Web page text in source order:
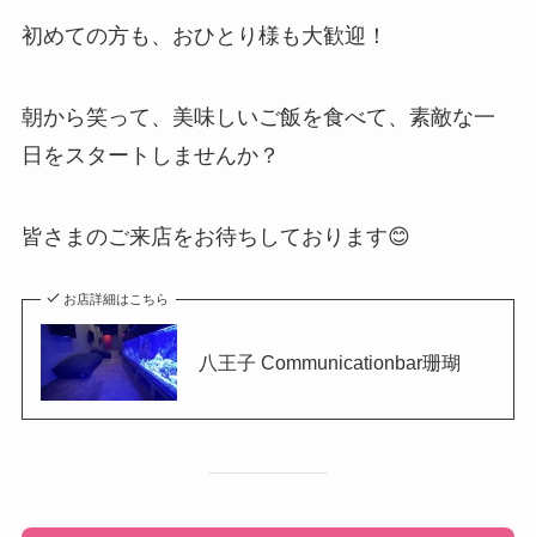
初めての方も、おひとり様も大歓迎！
朝から笑って、美味しいご飯を食べて、素敵な一
日をスタートしませんか？
皆さまのご来店をお待ちしております😊
お店詳細はこちら
八王子 Communicationbar珊瑚